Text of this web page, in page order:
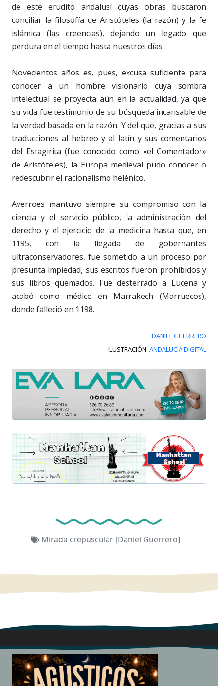
de este erudito andalusí cuyas obras buscaron
conciliar la filosofía de Aristóteles (la razón) y la fe
islámica (las creencias), dejando un legado que
perdura en el tiempo hasta nuestros días.
Novecientos años es, pues, excusa suficiente para
conocer a un hombre visionario cuya sombra
intelectual se proyecta aún en la actualidad, ya que
su vida fue testimonio de su búsqueda incansable de
la verdad basada en la razón. Y del que, gracias a sus
traducciones al hebreo y al latín y sus comentarios
del Estagirita (fue conocido como «el Comentador»
de Aristóteles), la Europa medieval pudo conocer o
redescubrir el racionalismo helénico.
Averroes mantuvo siempre su compromiso con la
ciencia y el servicio público, la administración del
derecho y el ejercicio de la medicina hasta que, en
1195, con la llegada de gobernantes
ultraconservadores, fue sometido a un proceso por
presunta impiedad, sus escritos fueron prohibidos y
sus libros quemados. Fue desterrado a Lucena y
acabó como médico en Marrakech (Marruecos),
donde falleció en 1198.
DANIEL GUERRERO
ILUSTRACIÓN: ANDALUCÍA DIGITAL
Mirada crepuscular [Daniel Guerrero]